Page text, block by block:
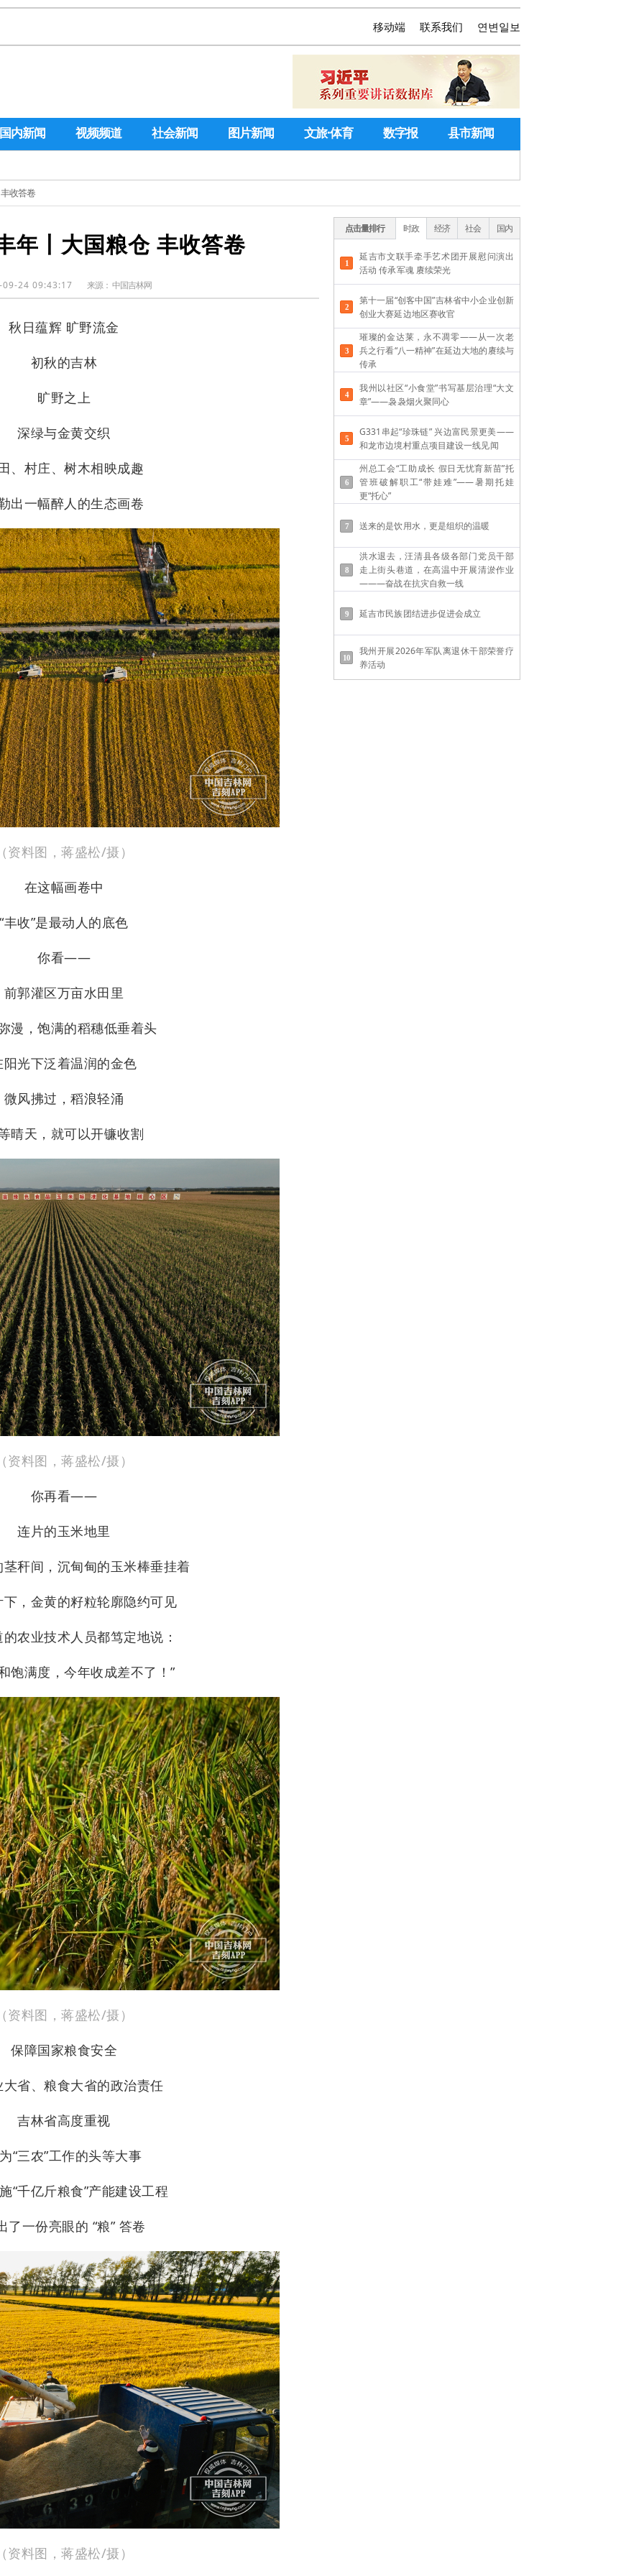
연변일보
联系我们
移动端
国内新闻 视频频道 社会新闻 图片新闻 文旅·体育 数字报 县市新闻
收答卷
年丨大国粮仓 丰收答卷
09-24 09:43:17 来源： 中国吉林网
秋日蕴辉 旷野流金
初秋的吉林
旷野之上
深绿与金黄交织
、村庄、树木相映成趣
出一幅醉人的生态画卷
资料图，蒋盛松/摄）
在这幅画卷中
“丰收”是最动人的底色
你看——
前郭灌区万亩水田里
漫，饱满的稻穗低垂着头
阳光下泛着温润的金色
微风拂过，稻浪轻涌
晴天，就可以开镰收割
资料图，蒋盛松/摄）
你再看——
连片的玉米地里
秆间，沉甸甸的玉米棒垂挂着
下，金黄的籽粒轮廓隐约可见
农业技术人员都笃定地说：
饱满度，今年收成差不了！”
资料图，蒋盛松/摄）
保障国家粮食安全
大省、粮食大省的政治责任
吉林省高度重视
“三农”工作的头等大事
“千亿斤粮食”产能建设工程
了一份亮眼的 “粮” 答卷
资料图，蒋盛松/摄）
点击量排行 时政 经济 社会 国内
延吉市文联手牵手艺术团开展慰问演出
活动 传承军魂 赓续荣光
第十一届“创客中国”吉林省中小企业创新
创业大赛延边地区赛收官
璀璨的金达莱，永不凋零——从一次老
兵之行看“八一精神”在延边大地的赓续与
传承
我州以社区“小食堂”书写基层治理“大文
章”——袅袅烟火聚同心
G331串起“珍珠链” 兴边富民景更美——
和龙市边境村重点项目建设一线见闻
州总工会“工助成长 假日无忧育新苗”托
管班破解职工“带娃难”——​暑期托娃
更“托心”
送来的是饮用水，更是组织的温暖
洪水退去，汪清县各级各部门党员干部
走上街头巷道，在高温中开展清淤作业
———奋战在抗灾自救一线
延吉市民族团结进步促进会成立
我州开展2026年军队离退休干部荣誉疗
养活动